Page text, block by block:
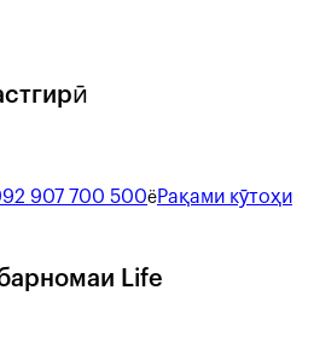
907 700 500ёРақами кӯтоҳи
Life